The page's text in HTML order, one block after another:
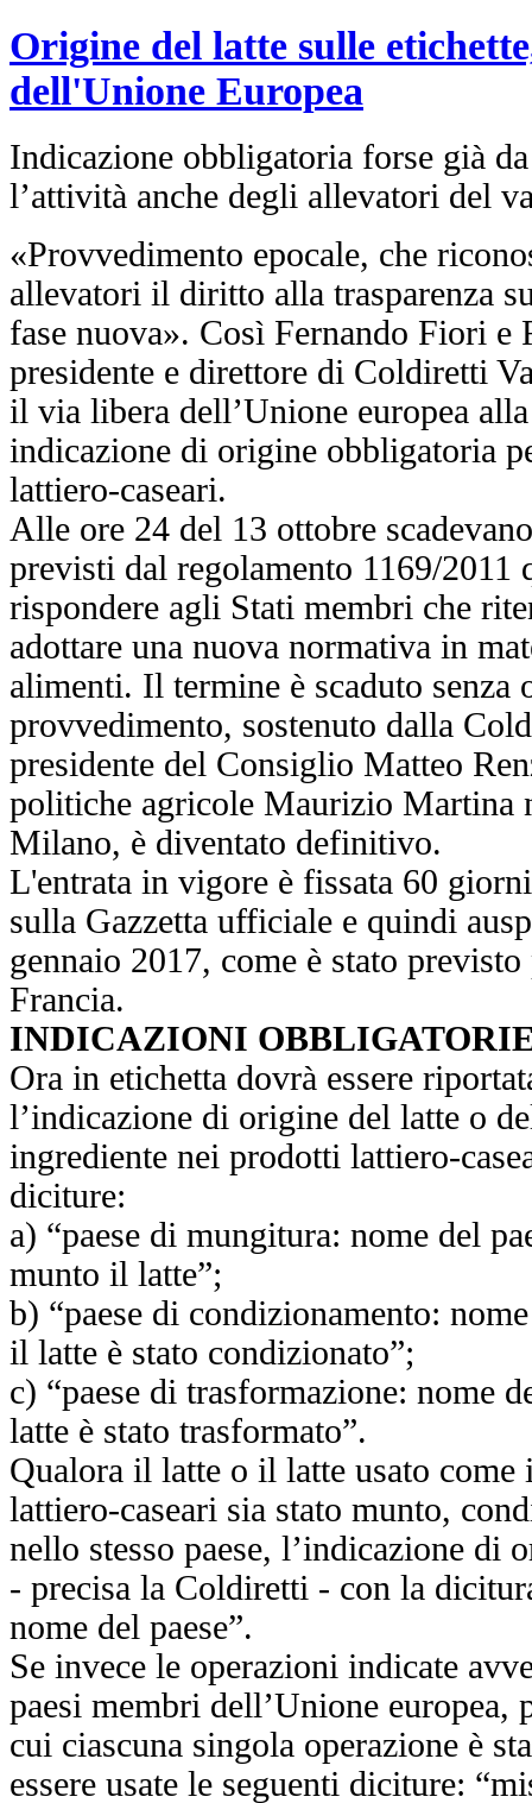
Origine del latte sulle
dell'Unione Europea
Indicazione obbligatoria forse già
l’attività anche degli allevatori del
«Provvedimento epocale, che
allevatori il diritto alla trasparenza
fase nuova». Così Fernando Fiori e
presidente e direttore di Coldiretti
il via libera dell’Unione europea
indicazione di origine obbligatoria
lattiero-caseari.
Alle ore 24 del 13 ottobre
previsti dal regolamento 1169/2011
rispondere agli Stati membri che
adottare una nuova normativa in
alimenti. Il termine è scaduto senza
provvedimento, sostenuto dalla
presidente del Consiglio Matteo
politiche agricole Maurizio Martina
Milano, è diventato definitivo.
L'entrata in vigore è fissata 60
sulla Gazzetta ufficiale e quindi
gennaio 2017, come è stato
Francia.
INDICAZIONI
Ora in etichetta dovrà essere
l’indicazione di origine del latte o
ingrediente nei prodotti lattiero-
diciture:
a) “paese di mungitura: nome del
munto il latte”;
b) “paese di condizionamento:
il latte è stato condizionato”;
c) “paese di trasformazione: nome
latte è stato trasformato”.
Qualora il latte o il latte usato
lattiero-caseari sia stato munto,
nello stesso paese, l’indicazione di
- precisa la Coldiretti - con la
nome del paese”.
Se invece le operazioni indicate
paesi membri dell’Unione
cui ciascuna singola operazione è
essere usate le seguenti diciture: